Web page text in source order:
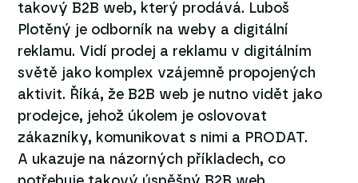
takový B2B web, který prodává. Luboš
Plotěný je odborník na weby a digitální
reklamu. Vidí prodej a reklamu v digitálním
světě jako komplex vzájemně propojených
aktivit. Říká, že B2B web je nutno vidět jako
prodejce, jehož úkolem je oslovovat
zákazníky, komunikovat s nimi a PRODAT.
A ukazuje na názorných příkladech, co